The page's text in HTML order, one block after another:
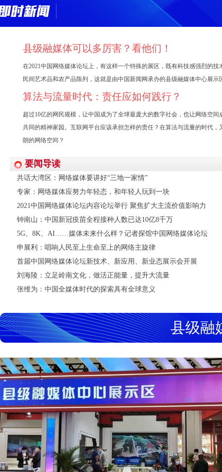
县级融媒体可以多厉害？看他们！
在2021中国网络媒体论坛上，有这样一个特殊的展区，既有科技感强烈的技
民间艺术品和农产品陈列，这就是由中国新闻网承办的县级融媒体中心展示
算法与流量时代：责任应如何践行？
超过10亿的网民规模，让中国成为了全球最庞大的数字社会，也让网络空间
共同的精神家园。互联网平台应该承担怎样的责任？在算法与流量的时代，
朗的网络空间？
要闻导读
共话大湾区：网络媒体要讲好“三地一家情”
专家：网络媒体应努力年轻态，和年轻人玩到一块
2021中国网络媒体论坛内容论坛举行 聚焦扩大主流价值影响力
钟南山：中国新冠疫苗全程接种人数已达10亿8千万
5G、8K、AI……媒体未来什么样？记者探馆中国网络媒体论坛
申展利：唱响人民至上生命至上的网络主旋律
首届中国网络媒体论坛新技术、新应用、新业态展示会开展
刘海陵：立足岭南文化，做活正能量，提升大流量
张维为：中国全媒体时代的探索具有全球意义
县级融